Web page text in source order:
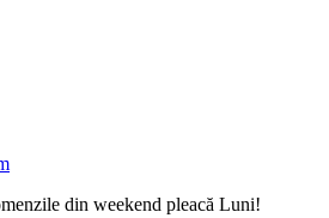
din weekend pleacă Luni!